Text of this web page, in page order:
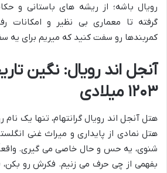
رویال باشه؛ از ریشه های باستانی و
گرفته تا معماری بی نظیر و
کمربندها رو سفت کنید که میریم برای یه
آنجل اند رویال: نگین
۱۲۰۳ میلادی
هتل آنجل اند رویال گرانتهام، تنها یک
هتل نمادی از پایداری و میراث غنی
شنوی، یه حس و حال خاصی می گیری. واقعاً
بفهمی از چی حرف می زنیم. فکرش رو